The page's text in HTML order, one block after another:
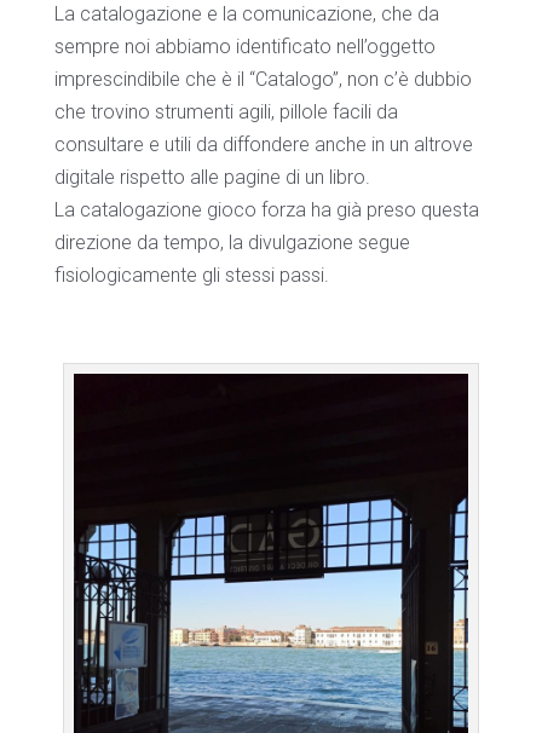
La catalogazione e la comunicazione, che da
sempre noi abbiamo identificato nell’oggetto
imprescindibile che è il “Catalogo”, non c’è dubbio
che trovino strumenti agili, pillole facili da
consultare e utili da diffondere anche in un altrove
digitale rispetto alle pagine di un libro.
La catalogazione gioco forza ha già preso questa
direzione da tempo, la divulgazione segue
fisiologicamente gli stessi passi.